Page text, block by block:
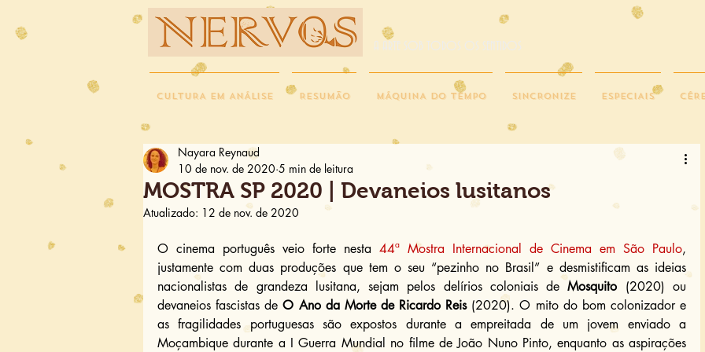
NERVOS A ARTE SOB TODOS OS SENTIDOS
CULTURA EM ANÁLISE RESUMÃO MÁQUINA DO TEMPO SINCRONIZE ESPECIAIS
MOSTRA SP 2020 | Devaneios lusitanos
Nayara Reynaud
10 de nov. de 2020 5 min de leitura
Atualizado: 12 de nov. de 2020
O cinema português veio forte nesta 44ª Mostra Internacional de Cinema em São Paulo,
justamente com duas produções que tem o seu “pezinho no Brasil” e desmistificam as ideias
nacionalistas de grandeza lusitana, sejam pelos delírios coloniais de Mosquito (2020) ou
devaneios fascistas de O Ano da Morte de Ricardo Reis (2020). O mito do bom colonizador e
as fragilidades portuguesas são expostos durante a empreitada de um jovem enviado a
Moçambique durante a I Guerra Mundial no filme de João Nuno Pinto, enquanto as aspirações